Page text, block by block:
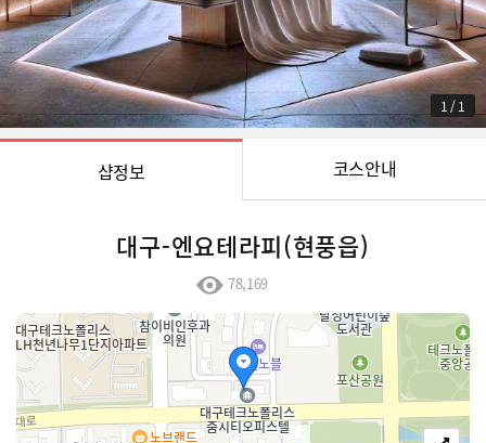
1 /1
샵정보 코스안내
대구-엔요테라피(현풍읍)
78,169